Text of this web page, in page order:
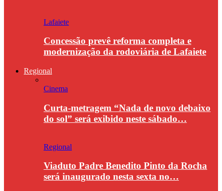
Lafaiete
Concessão prevê reforma completa e
modernização da rodoviária de Lafaiete
Regional
Cinema
Curta-metragem “Nada de novo debaixo
do sol” será exibido neste sábado…
Regional
Viaduto Padre Benedito Pinto da Rocha
será inaugurado nesta sexta no…